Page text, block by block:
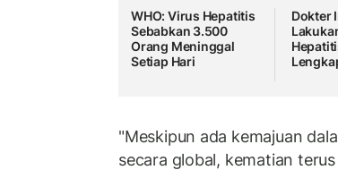
WHO: Virus Hepatitis
Sebabkan 3.500
Orang Meninggal
Setiap Hari
Dokter
"Meskipun ada kemajuan
secara global, kematian